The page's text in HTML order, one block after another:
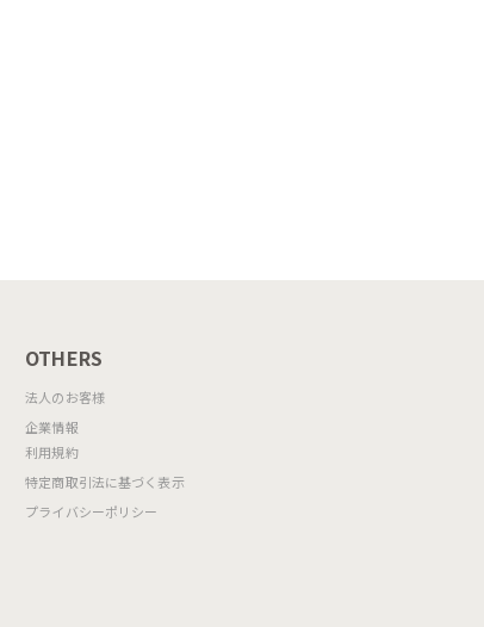
OTHERS
法人のお客様
企業情報
利用規約
特定商取引法に基づく表示
プライバシーポリシー